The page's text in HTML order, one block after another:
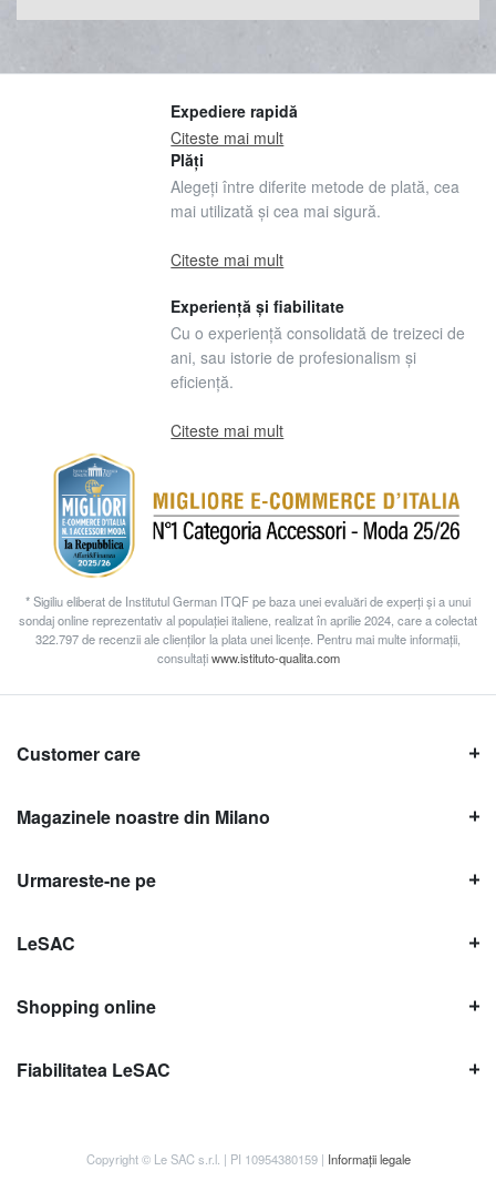
Expediere rapidă
Citeste mai mult
Plăți
Alegeți între diferite metode de plată, cea
mai utilizată și cea mai sigură.
Citeste mai mult
Experiență și fiabilitate
Cu o experiență consolidată de treizeci de
ani, sau istorie de profesionalism și
eficiență.
Citeste mai mult
* Sigiliu eliberat de Institutul German ITQF pe baza unei evaluări de experți și a unui
sondaj online reprezentativ al populației italiene, realizat în aprilie 2024, care a colectat
322.797 de recenzii ale clienților la plata unei licențe. Pentru mai multe informații,
consultațiwww.istituto-qualita.com
Customer care
Magazinele noastre din Milano
Urmareste-ne pe
LeSAC
Shopping online
Fiabilitatea LeSAC
Copyright © Le SAC s.r.l. | PI 10954380159 | Informații legale